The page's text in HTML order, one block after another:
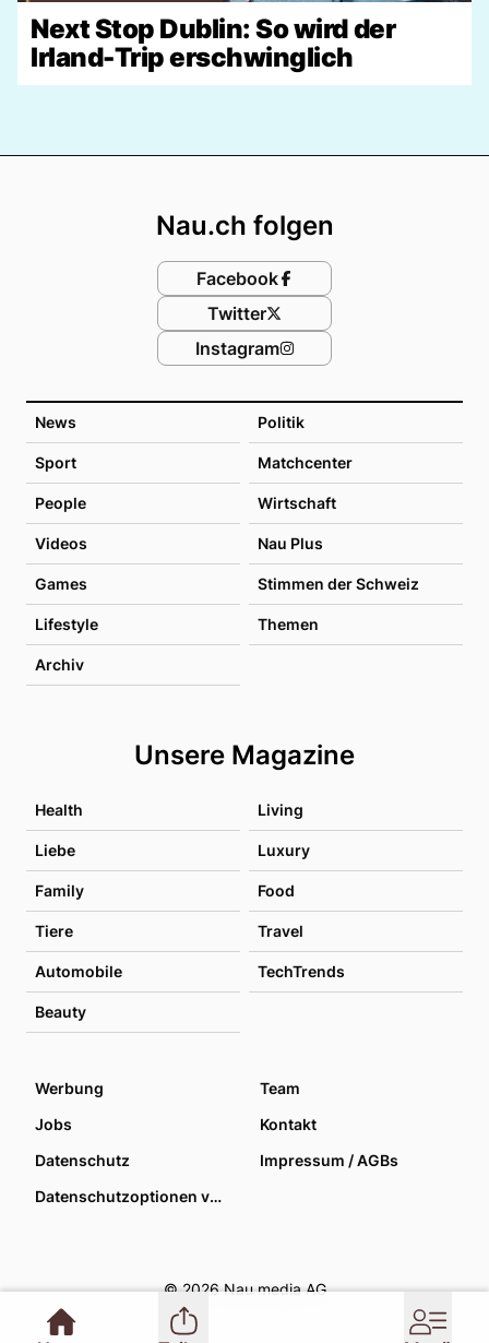
Next Stop Dublin: So wird der
Irland-Trip erschwinglich
News Politik
Sport Matchcenter
People Wirtschaft
Videos Nau Plus
Games Stimmen der Schweiz
Lifestyle Themen
Archiv
Unsere Magazine
Health Living
Liebe Luxury
Family Food
Tiere Travel
Automobile TechTrends
Beauty
Nau.ch folgen
Facebook
Twitter
Instagram
Werbung
Team
Jobs
Kontakt
Datenschutz
Impressum / AGBs
Datenschutzoptionen verwalten
© 2026 Nau media AG